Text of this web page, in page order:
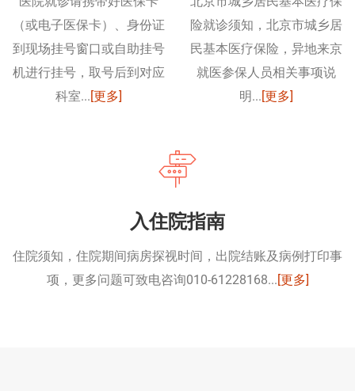
（或电子医保卡）、身份证
到现场挂号窗口或自助挂号
机进行挂号，取号后到对应
科室...[更多]
险就诊须知，北京市城乡居
民基本医疗保险，异地来京
就医参保人员相关事项说
明...[更多]
入住院指南
住院须知，住院期间病房探视时间，出院结账及病例打印事
项，更多问题可致电咨询010-61228168...[更多]